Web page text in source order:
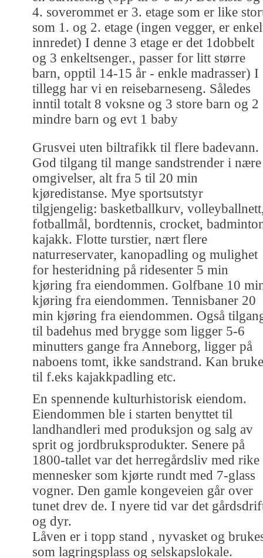
4. soverommet er 3. etage som er like
som 1. og 2. etage (ingen vegger, er
innredet) I denne 3 etage er det 1dobbelt
og 3 enkeltsenger., passer for litt større
barn, opptil 14-15 år - enkle madrasser) I
tillegg har vi en reisebarneseng. Således
inntil totalt 8 voksne og 3 store barn og 2
mindre barn og evt 1 baby
Grusvei uten biltrafikk til flere badevann.
God tilgang til mange sandstrender i nære
omgivelser, alt fra 5 til 20 min
kjøredistanse. Mye sportsutstyr
tilgjengelig: basketballkurv,
fotballmål, bordtennis, crocket,
kajakk. Flotte turstier, nært flere
naturreservater, kanopadling og mulighet
for hesteridning på ridesenter 5 min
kjøring fra eiendommen. Golfbane 10
kjøring fra eiendommen. Tennisbaner 20
min kjøring fra eiendommen. Også
til badehus med brygge som ligger 5-6
minutters gange fra Anneborg, ligger på
naboens tomt, ikke sandstrand. Kan
til f.eks kajakkpadling etc.
En spennende kulturhistorisk eiendom.
Eiendommen ble i starten benyttet til
landhandleri med produksjon og salg av
sprit og jordbruksprodukter. Senere på
1800-tallet var det herregårdsliv med rike
mennesker som kjørte rundt med 7-glass
vogner. Den gamle kongeveien går over
tunet drev de. I nyere tid var det
og dyr.
Låven er i topp stand , nyvasket og
som lagringsplass og selskapslokale.